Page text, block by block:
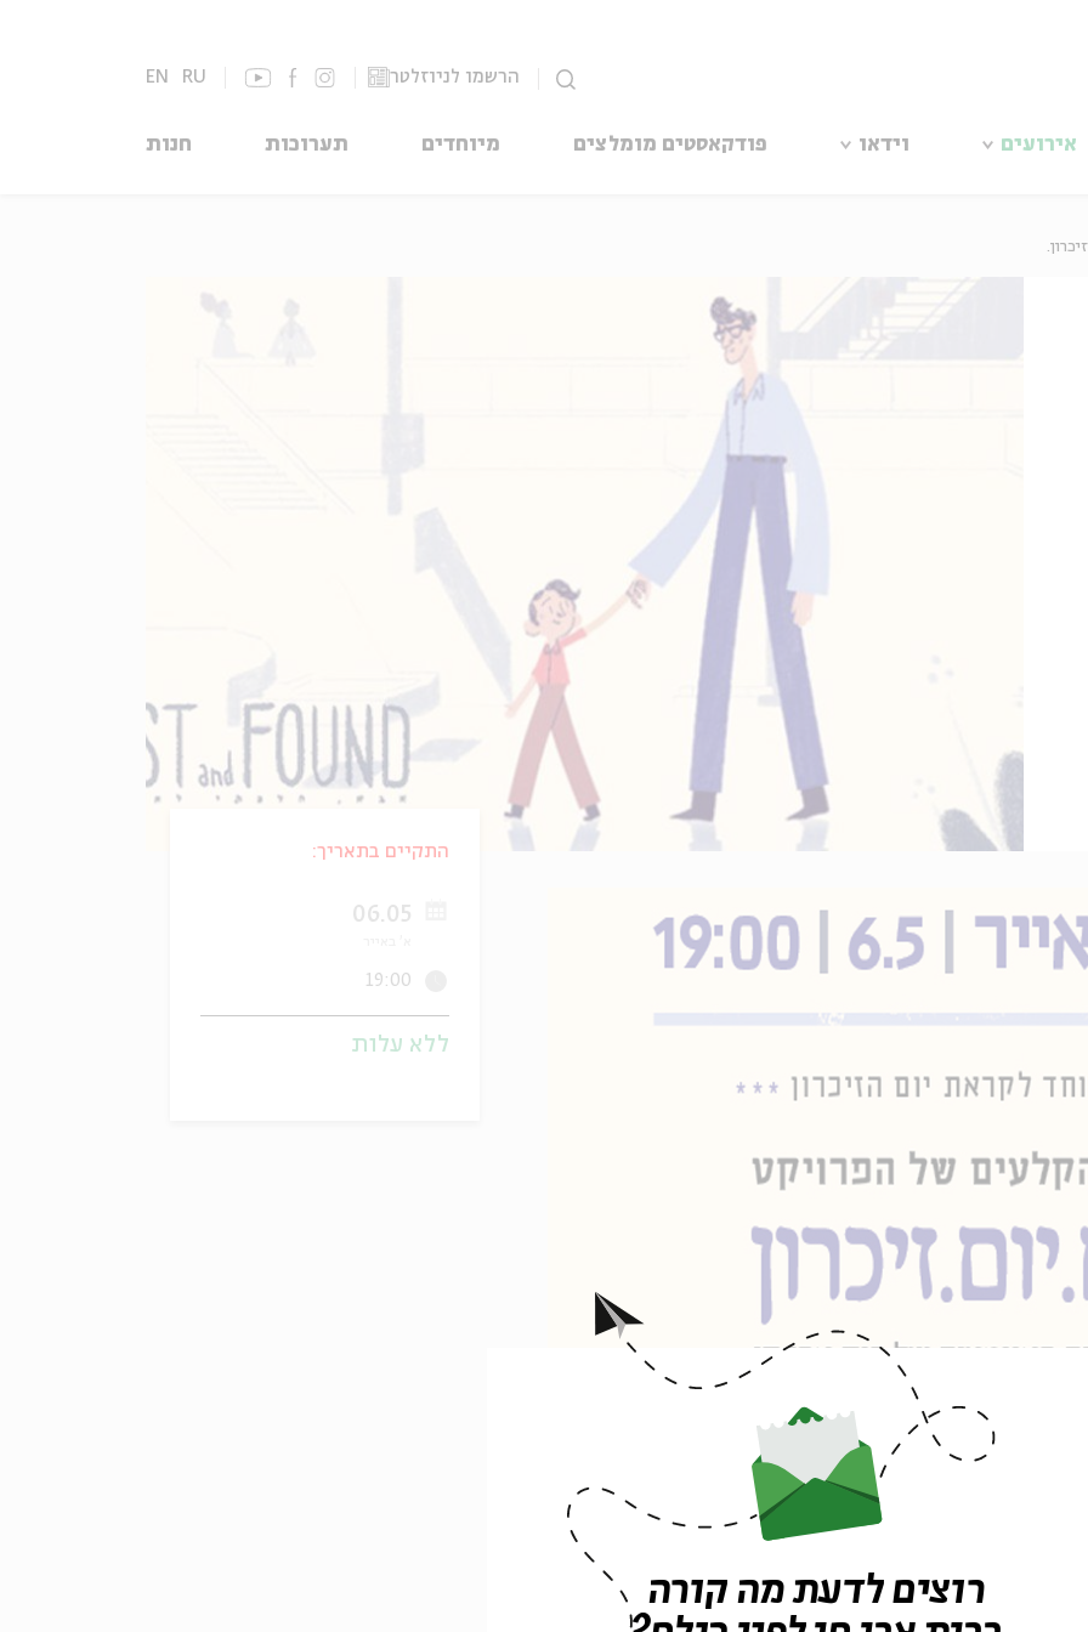
הרשמו לניוזלטר EN RU
אירועים וידאו פודקאסטים מומלצים מיוחדים תערוכות חנות
התקיים בתאריך:
06.05
19:00
ללא עלות
רוצים לדעת מה קורה